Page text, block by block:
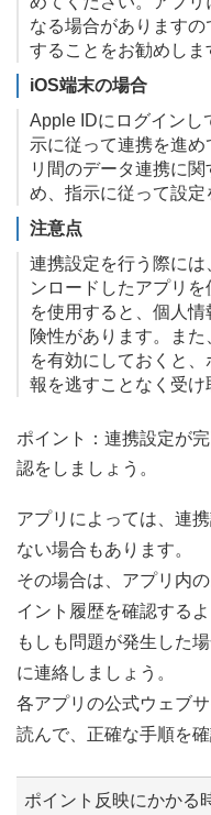
なる場合があります
することをお勧めしま
iOS端末の場合
Apple IDにログインし
示に従って連携を進
リ間のデータ連携に
め、指示に従って設定
注意点
連携設定を行う際に
ンロードしたアプリ
を使用すると、個人
険性があります。ま
を有効にしておくと
報を逃すことなく受け
ポイント：連携設定が
認をしましょう。
アプリによっては、連
ない場合もあります。
その場合は、アプリ内
イント履歴を確認する
もしも問題が発生した
に連絡しましょう。
各アプリの公式ウェブ
読んで、正確な手順を
ポイント反映にかかる